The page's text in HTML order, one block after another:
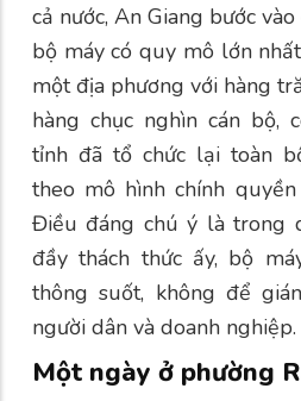
cả nước, An Giang bước
bộ máy có quy mô lớn
một địa phương với hàng
hàng chục nghìn cán bộ,
tỉnh đã tổ chức lại toàn
theo mô hình chính
Điều đáng chú ý là trong
đầy thách thức ấy, bộ
thông suốt, không để
người dân và doanh nghiệp.
Một ngày ở phường